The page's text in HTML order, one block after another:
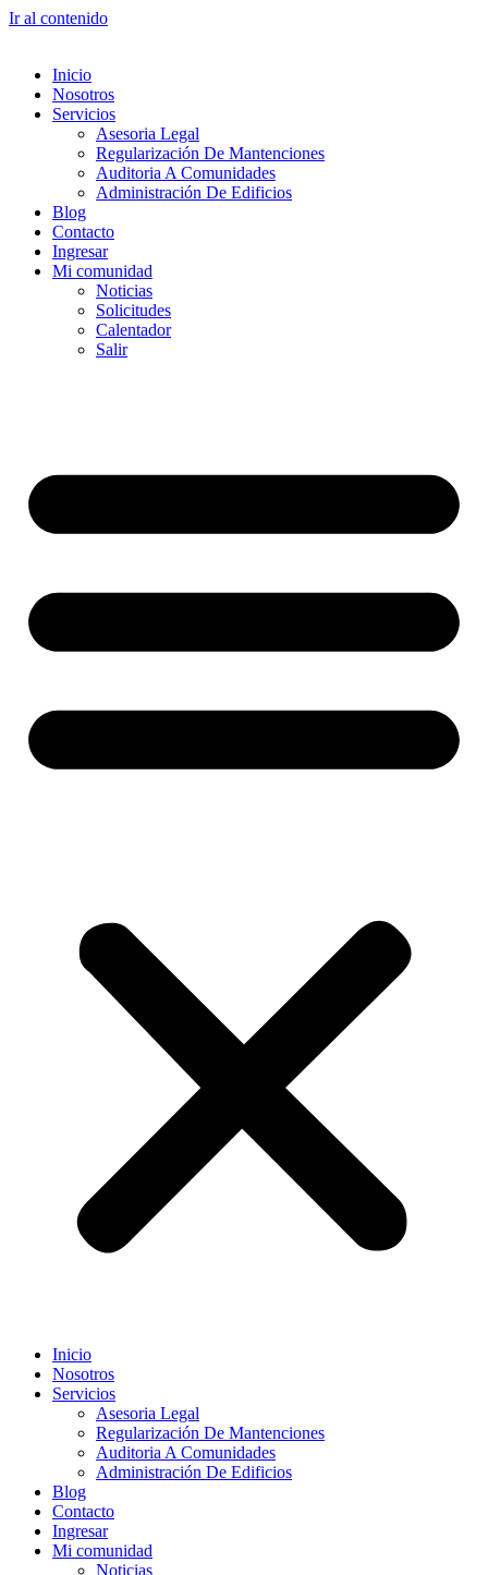
Ir al contenido
Inicio
Nosotros
Servicios
Asesoria Legal
Regularización De Mantenciones
Auditoria A Comunidades
Administración De Edificios
Blog
Contacto
Ingresar
Mi comunidad
Noticias
Solicitudes
Calentador
Salir
Inicio
Nosotros
Servicios
Asesoria Legal
Regularización De Mantenciones
Auditoria A Comunidades
Administración De Edificios
Blog
Contacto
Ingresar
Mi comunidad
Noticias